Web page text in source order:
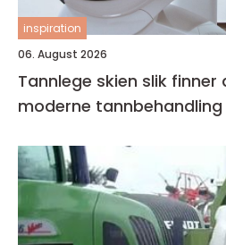
inspiration
06. August 2026
Tannlege skien slik finner du trygg og
moderne tannbehandling